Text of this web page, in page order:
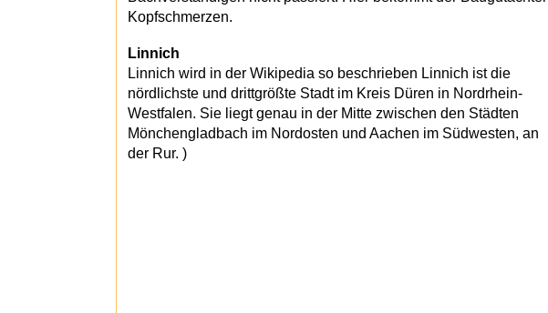
Kopfschmerzen.
Linnich
Linnich wird in der Wikipedia so beschrieben Linnich ist die
nördlichste und drittgrößte Stadt im Kreis Düren in Nordrhein-
Westfalen. Sie liegt genau in der Mitte zwischen den Städten
Mönchengladbach im Nordosten und Aachen im Südwesten, an
der Rur. )